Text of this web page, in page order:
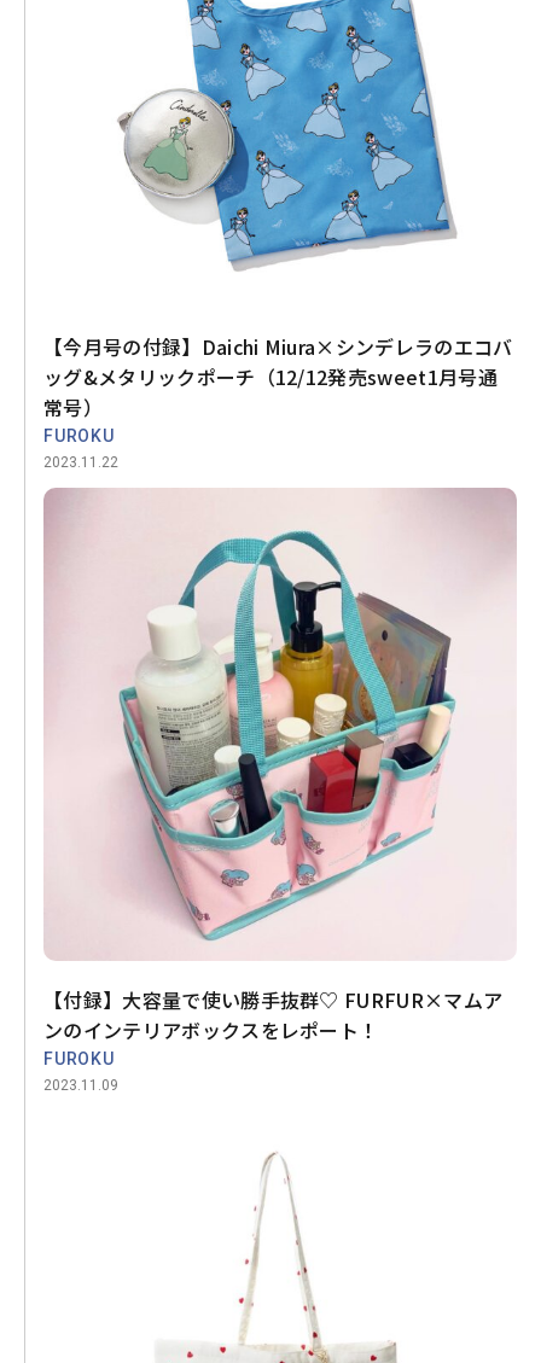
【今月号の付録】Daichi Miura×シンデレラのエコバ
ッグ&メタリックポーチ（12/12発売sweet1月号通
常号）
FUROKU
2023.11.22
【付録】大容量で使い勝手抜群♡ FURFUR×マムア
ンのインテリアボックスをレポート！
FUROKU
2023.11.09